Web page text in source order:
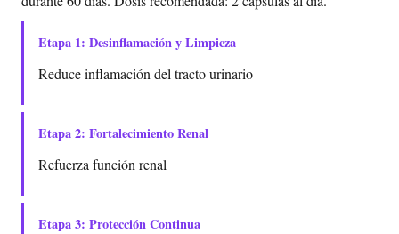
Etapa 1: Desinflamación y Limpieza
Reduce inflamación del tracto urinario
Etapa 2: Fortalecimiento Renal
Refuerza función renal
Etapa 3: Protección Continua